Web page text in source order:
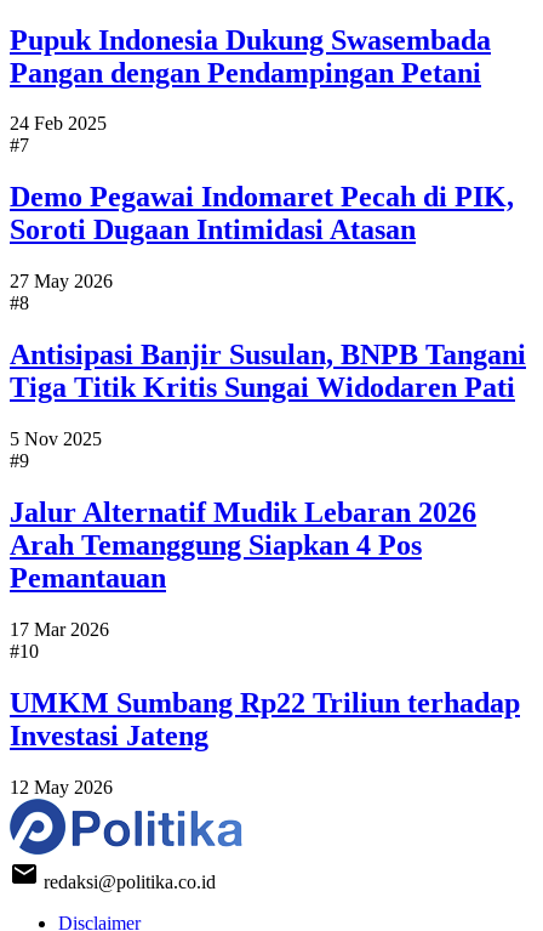
Pupuk Indonesia Dukung Swasembada
Pangan dengan Pendampingan Petani
24 Feb 2025
#7
Demo Pegawai Indomaret Pecah di PIK,
Soroti Dugaan Intimidasi Atasan
27 May 2026
#8
Antisipasi Banjir Susulan, BNPB Tangani
Tiga Titik Kritis Sungai Widodaren Pati
5 Nov 2025
#9
Jalur Alternatif Mudik Lebaran 2026
Arah Temanggung Siapkan 4 Pos
Pemantauan
17 Mar 2026
#10
UMKM Sumbang Rp22 Triliun terhadap
Investasi Jateng
12 May 2026
redaksi@politika.co.id
Disclaimer